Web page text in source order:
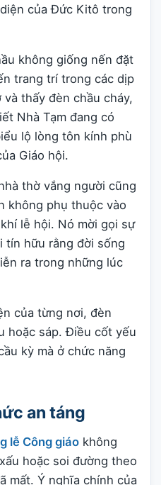
của Đức Kitô trong
không giống nến đặt
trang trí trong các dịp
thấy đèn chầu cháy,
Nhà Tạm đang có
lộ lòng tôn kính phù
Giáo hội.
thờ vắng người cũng
không phụ thuộc vào
lễ hội. Nó mời gọi sự
tín hữu rằng đời sống
ra trong những lúc
của từng nơi, đèn
hoặc sáp. Điều cốt yếu
kỳ mà ở chức năng
an táng
lễ Công giáo không
hoặc soi đường theo
mất. Ý nghĩa chính của